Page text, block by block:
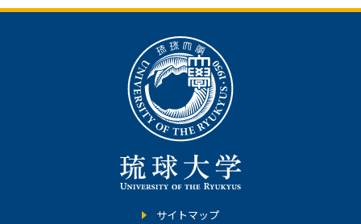
サイトマップ